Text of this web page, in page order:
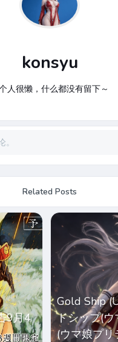
konsyu
人很懒，什么都没有留下～
Related Posts
9月4
Gold Ship
ドシップ(
(ウマ娘プ